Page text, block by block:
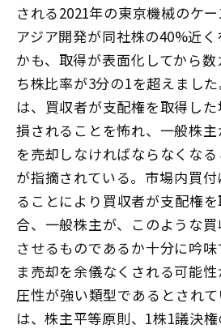
される2021年の東京機械のケ
アジア開発が同社株の40%近
かも、取得が表面化してから
ち株比率が3分の1を超えまし
は、買収者が支配権を取得し
損されることを怖れ、一般株
を売却しなければならなくな
が指摘されている。市場内買
ることにより買収者が支配権
合、一般株主が、このような
させるものであるか十分に吟
ま売却を余儀なくされる可能
圧性が強い類型であるとされ
は、株主平等原則、1株1議決